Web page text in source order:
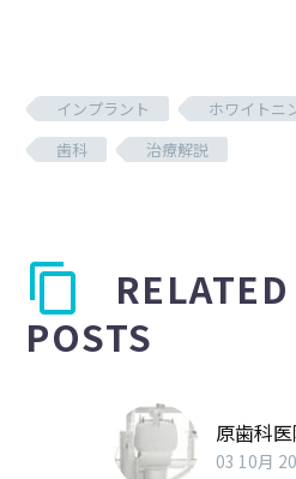
インプラント ホワイトニ
歯科
治療解説
RELATED
POSTS
原歯科
03 10月